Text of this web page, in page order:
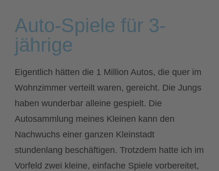
Auto-Spiele für 3-
jährige
Eigentlich hätten die 1 Million Autos, die quer im
Wohnzimmer verteilt waren, gereicht. Die Jungs
haben wunderbar alleine gespielt. Die
Autosammlung meines Kleinen kann den
Nachwuchs einer ganzen Kleinstadt
stundenlang beschäftigen. Trotzdem hatte ich im
Vorfeld zwei kleine, einfache Spiele vorbereitet,